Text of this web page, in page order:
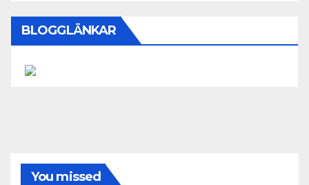
BLOGGLÄNKAR
You missed